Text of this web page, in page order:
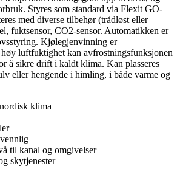
Styres som standard via Flexit GO-
med diverse tilbehør (trådløst eller
fuktsensor, CO2-sensor. Automatikken er
Kjølegjenvinning er
luftfuktighet kan avfrostningsfunksjonen
å sikre drift i kaldt klima. Kan plasseres
eller hengende i himling, i både varme og
klima
til kanal og omgivelser
skytjenester